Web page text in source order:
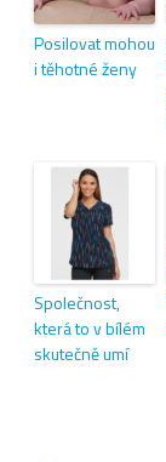
Posilovat mohou
i těhotné ženy
Společnost,
která to v bílém
skutečně umí